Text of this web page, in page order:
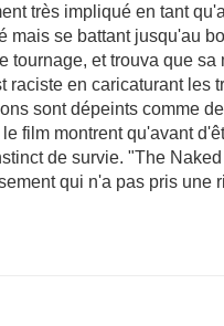
très impliqué en tant
mais se battant jusqu'au
tournage, et trouva que
raciste en caricaturant les
sont dépeints comme
film montrent qu'avant
de survie. "The
qui n'a pas pris une